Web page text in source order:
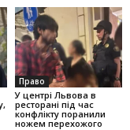
Право
У центрі Львова в
ресторані під час
конфлікту поранили
ножем перехожого